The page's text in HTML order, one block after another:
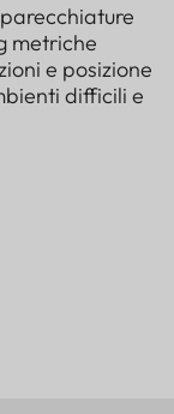
metriche
e posizione
difficili e